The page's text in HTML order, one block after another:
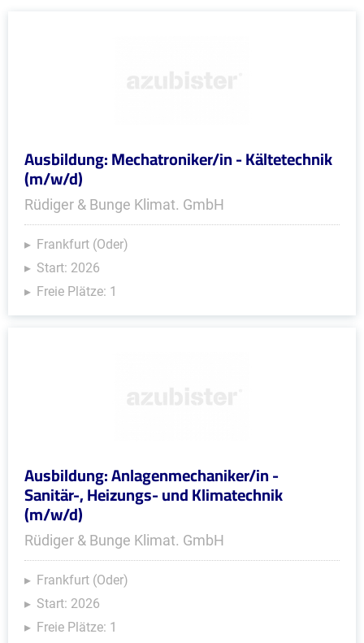
Ausbildung: Mechatroniker/in - Kältetechnik
(m/w/d)
Rüdiger & Bunge Klimat. GmbH
Frankfurt (Oder)
Start: 2026
Freie Plätze: 1
Ausbildung: Anlagenmechaniker/in -
Sanitär-, Heizungs- und Klimatechnik
(m/w/d)
Rüdiger & Bunge Klimat. GmbH
Frankfurt (Oder)
Start: 2026
Freie Plätze: 1